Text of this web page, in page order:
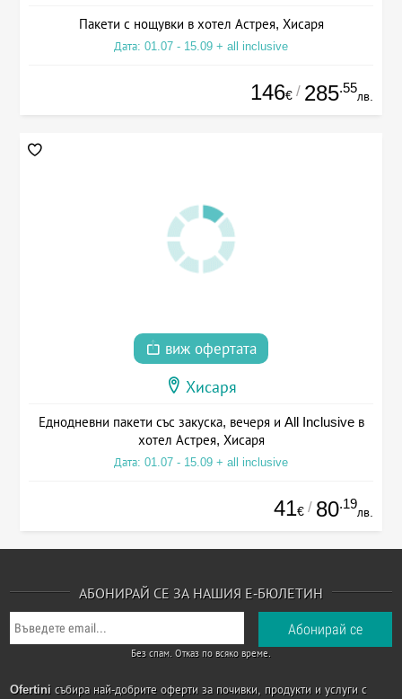
Пакети с нощувки в хотел Астрея, Хисаря
Дата: 01.07 - 15.09 + all inclusive
146€ / 285.55
лв.
виж офертата
Хисаря
Еднодневни пакети със закуска, вечеря и All Inclusive в
хотел Астрея, Хисаря
Дата: 01.07 - 15.09 + all inclusive
41€ / 80.19
лв.
АБОНИРАЙ СЕ ЗА НАШИЯ Е-БЮЛЕТИН
Без спам. Отказ по всяко време.
Ofertini събира най-добрите оферти за почивки, продукти и услуги с